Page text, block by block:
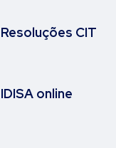
Resoluções CIT
IDISA online